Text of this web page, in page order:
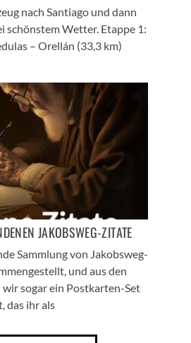
nach Santiago und dann
schönstem Wetter. Etappe 1:
– Orellán (33,3 km)
JAKOBSWEG-ZITATE
Sammlung von Jakobsweg-
und aus den
sogar ein Postkarten-Set
das ihr als